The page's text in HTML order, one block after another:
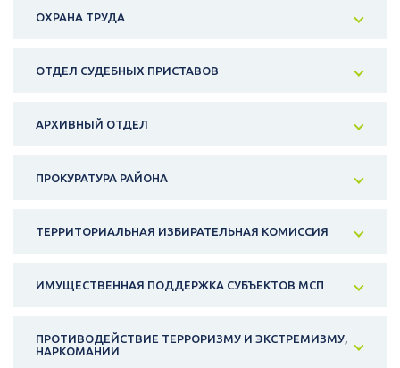
ОХРАНА ТРУДА
ОТДЕЛ СУДЕБНЫХ ПРИСТАВОВ
АРХИВНЫЙ ОТДЕЛ
ПРОКУРАТУРА РАЙОНА
ТЕРРИТОРИАЛЬНАЯ ИЗБИРАТЕЛЬНАЯ КОМИССИЯ
ИМУЩЕСТВЕННАЯ ПОДДЕРЖКА СУБЪЕКТОВ МСП
ПРОТИВОДЕЙСТВИЕ ТЕРРОРИЗМУ И ЭКСТРЕМИЗМУ,
НАРКОМАНИИ